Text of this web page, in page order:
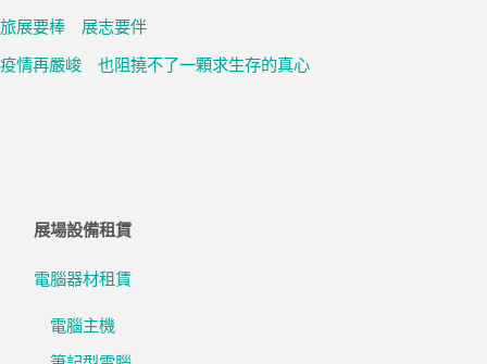
旅展要棒 展志要伴
疫情再嚴峻 也阻撓不了一顆求生存的真心
展場設備租賃
電腦器材租賃
電腦主機